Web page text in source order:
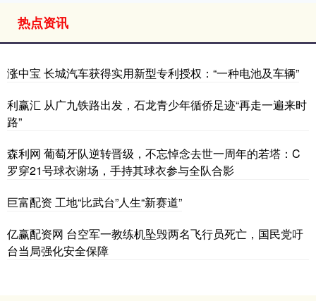
热点资讯
涨中宝 长城汽车获得实用新型专利授权：“一种电池及车辆”
利赢汇 从广九铁路出发，石龙青少年循侨足迹“再走一遍来时
路”
森利网 葡萄牙队逆转晋级，不忘悼念去世一周年的若塔：C
罗穿21号球衣谢场，手持其球衣参与全队合影
巨富配资 工地“比武台”人生“新赛道”
亿赢配资网 台空军一教练机坠毁两名飞行员死亡，国民党吁
台当局强化安全保障